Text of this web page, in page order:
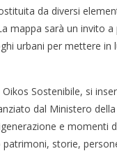
da diversi
mappa sarà un invito a
urbani per mettere in
Sostenibile, si
dal Ministero
e momenti
storie,